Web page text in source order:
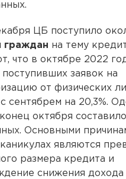
ЦБ поступило
граждан на тему
что в октябре 2022
поступивших заявок на
от физических
сентябрем на 20,3%.
октября составило
Основными
являются
размера кредита и
снижения дохода